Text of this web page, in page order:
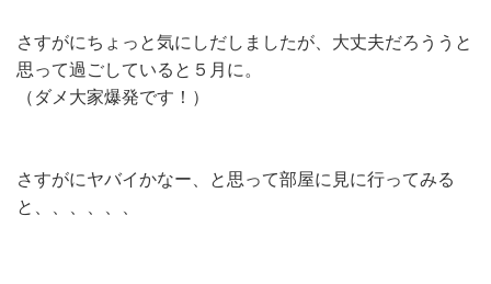
さすがにちょっと気にしだしましたが、大丈夫だろううと
思って過ごしていると５月に。
（ダメ大家爆発です！）
さすがにヤバイかなー、と思って部屋に見に行ってみる
と、、、、、、